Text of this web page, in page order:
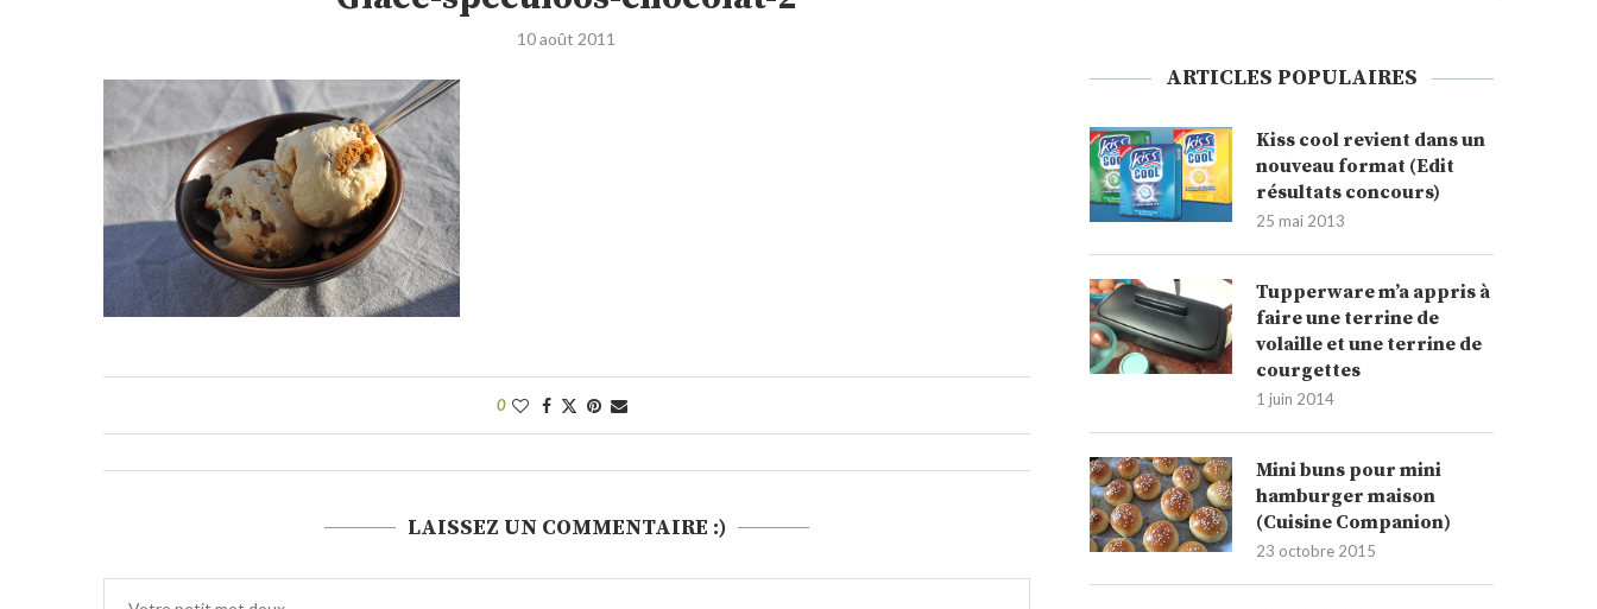
10 août 2011
0
LAISSEZ UN COMMENTAIRE :)
ARTICLES POPULAIRES
Kiss cool revient dans un
nouveau format (Edit
résultats concours)
25 mai 2013
Tupperware m’a appris à
faire une terrine de
volaille et une terrine de
courgettes
1 juin 2014
Mini buns pour mini
hamburger maison
(Cuisine Companion)
23 octobre 2015